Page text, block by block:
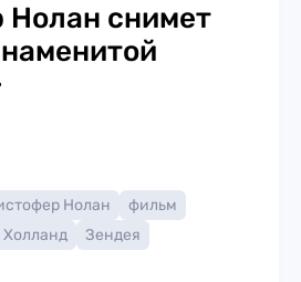
Нолан снимет
Нолан
фильм
Зендея